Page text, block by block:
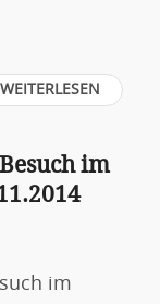
WEITERLESEN
im
im